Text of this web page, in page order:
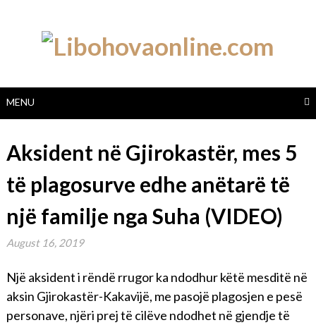
MENU
Aksident në Gjirokastër, mes 5
të plagosurve edhe anëtarë të
një familje nga Suha (VIDEO)
August 16, 2019
Një aksident i rëndë rrugor ka ndodhur këtë mesditë në
aksin Gjirokastër-Kakavijë, me pasojë plagosjen e pesë
personave, njëri prej të cilëve ndodhet në gjendje të